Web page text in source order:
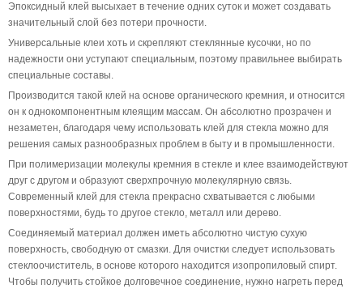
Эпоксидный клей высыхает в течение одних суток и может создавать
значительный слой без потери прочности.
Универсальные клеи хоть и скрепляют стеклянные кусочки, но по
надежности они уступают специальным, поэтому правильнее выбирать
специальные составы.
Производится такой клей на основе органического кремния, и относится
он к однокомпонентным клеящим массам. Он абсолютно прозрачен и
незаметен, благодаря чему использовать клей для стекла можно для
решения самых разнообразных проблем в быту и в промышленности.
При полимеризации молекулы кремния в стекле и клее взаимодействуют
друг с другом и образуют сверхпрочную молекулярную связь.
Современный клей для стекла прекрасно схватывается с любыми
поверхностями, будь то другое стекло, металл или дерево.
Соединяемый материал должен иметь абсолютно чистую сухую
поверхность, свободную от смазки. Для очистки следует использовать
стеклоочиститель, в основе которого находится изопропиловый спирт.
Чтобы получить стойкое долговечное соединение, нужно нагреть перед